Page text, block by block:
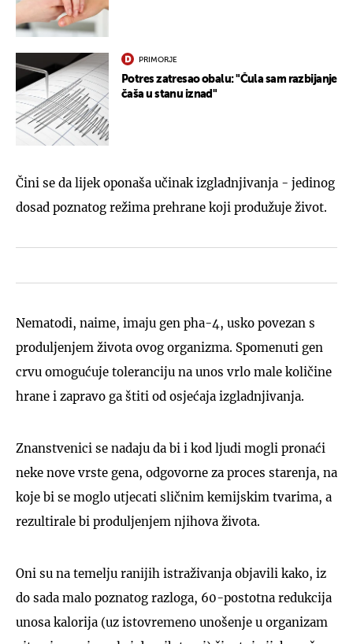
PRIMORJE
Potres zatresao obalu: "Čula sam razbijanje
čaša u stanu iznad"
Čini se da lijek oponaša učinak izgladnjivanja - jedinog
dosad poznatog režima prehrane koji produžuje život.
Nematodi, naime, imaju gen pha-4, usko povezan s
produljenjem života ovog organizma. Spomenuti gen
crvu omogućuje toleranciju na unos vrlo male količine
hrane i zapravo ga štiti od osjećaja izgladnjivanja.
Znanstvenici se nadaju da bi i kod ljudi mogli pronaći
neke nove vrste gena, odgovorne za proces starenja, na
koje bi se moglo utjecati sličnim kemijskim tvarima, a
rezultirale bi produljenjem njihova života.
Oni su na temelju ranijih istraživanja objavili kako, iz
do sada malo poznatog razloga, 60-postotna redukcija
unosa kalorija (uz istovremeno unošenje u organizam